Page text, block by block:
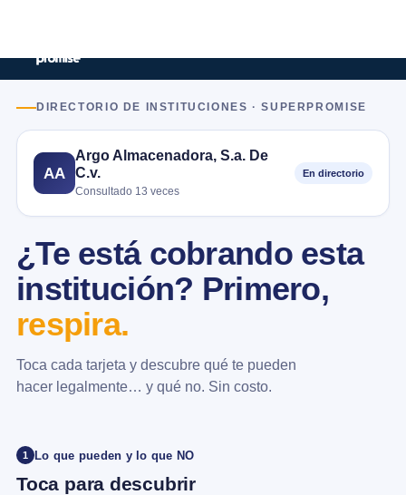
DIRECTORIO DE INSTITUCIONES · SUPERPROMISE
AA
Argo Almacenadora, S.a. De
C.v.
Consultado 13 veces
En directorio
¿Te está cobrando esta
institución? Primero,
respira.
Toca cada tarjeta y descubre qué te pueden
hacer legalmente… y qué no. Sin costo.
1 Lo que pueden y lo que NO
Toca para descubrir